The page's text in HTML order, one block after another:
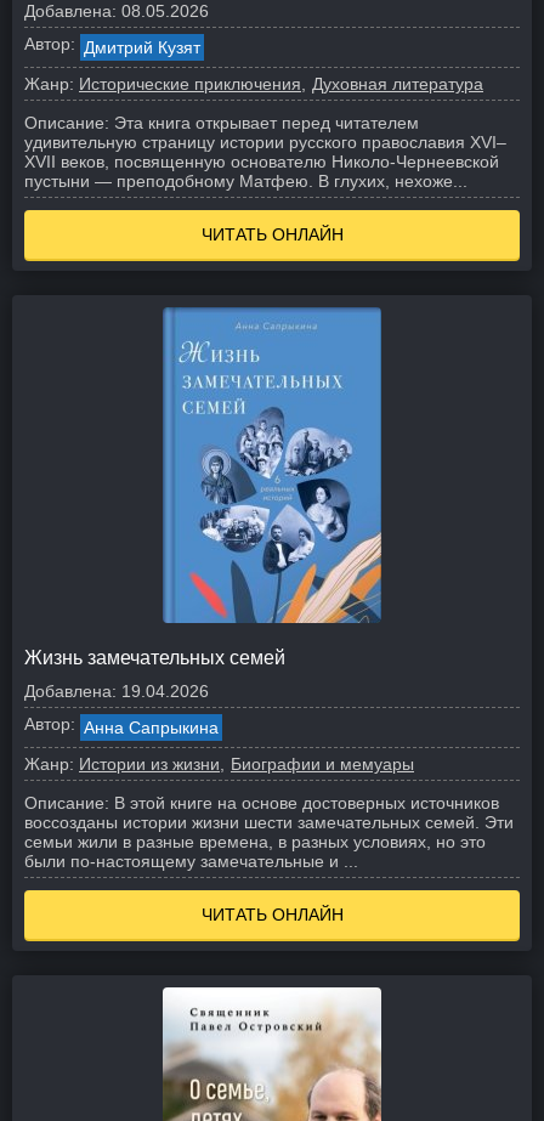
Добавлена: 08.05.2026
Автор: Дмитрий Кузят
Жанр: Исторические приключения
Духовная литература
Описание: Эта книга открывает перед читателем
удивительную страницу истории русского православия XVI–
XVII веков, посвященную основателю Николо-Чернеевской
пустыни — преподобному Матфею. В глухих, нехоже...
ЧИТАТЬ ОНЛАЙН
Жизнь замечательных семей
Добавлена: 19.04.2026
Автор: Анна Сапрыкина
Жанр: Истории из жизни
Биографии и мемуары
Описание: В этой книге на основе достоверных источников
воссозданы истории жизни шести замечательных семей. Эти
семьи жили в разные времена, в разных условиях, но это
были по-настоящему замечательные и ...
ЧИТАТЬ ОНЛАЙН